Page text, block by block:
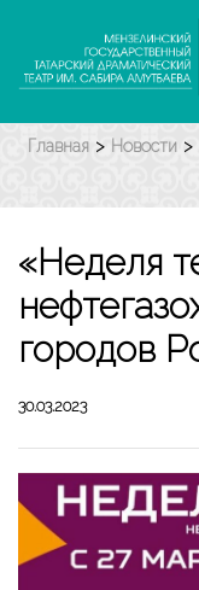
содержимому
Enter)
Главная > Новости >
«Неделя
городов
30.03.2023